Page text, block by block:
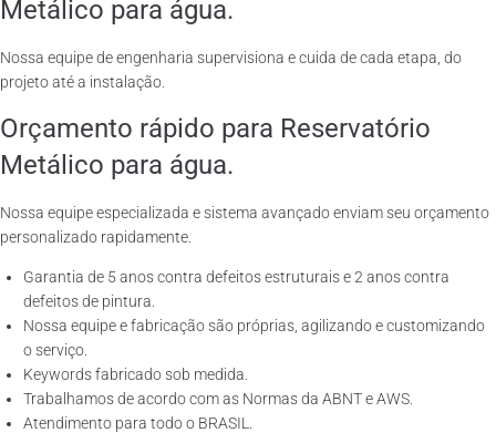
Metálico para água.
Nossa equipe de engenharia supervisiona e cuida de cada etapa, do
projeto até a instalação.
Orçamento rápido para Reservatório
Metálico para água.
Nossa equipe especializada e sistema avançado enviam seu orçamento
personalizado rapidamente.
Garantia de 5 anos contra defeitos estruturais e 2 anos contra
defeitos de pintura.
Nossa equipe e fabricação são próprias, agilizando e customizando
o serviço.
Keywords fabricado sob medida.
Trabalhamos de acordo com as Normas da ABNT e AWS.
Atendimento para todo o BRASIL.